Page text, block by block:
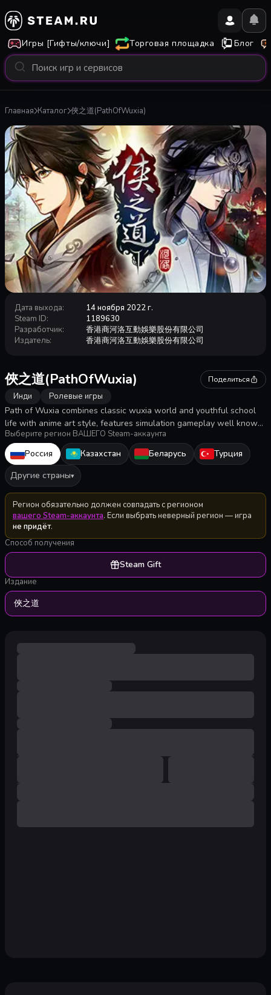
Игры [Гифты/ключи] Торговая площадка Блог
Главная Каталог 俠之道(PathOfWuxia)
Дата выхода:
14 ноября 2022 г.
Steam ID:
1189630
Разработчик:
香港商河洛互動娛樂股份有限公司
Издатель: 香港商河洛互動娛樂股份有限公司
俠之道(PathOfWuxia) Поделиться
Инди Ролевые игры
Path of Wuxia combines classic wuxia world and youthful school
life with anime art style, features simulation gameplay well known
by Heluo fans. Play as a young Xia who join the academy known as
the Hermitic Pavilions of Xia, grow strong along with various
schoolmates and seek your own path of Xia.
Выберите регион ВАШЕГО Steam-аккаунта
Россия Казахстан Беларусь
Турция
Другие страны▾
Регион обязательно должен совпадать с регионом
вашего Steam-аккаунта. Если выбрать неверный регион — игра
не придёт.
Способ получения
Steam Gift
Издание
俠之道